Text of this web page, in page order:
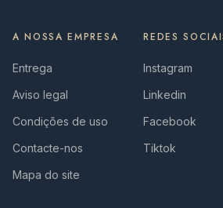
A NOSSA EMPRESA
Entrega
Aviso legal
Condições de uso
Contacte-nos
Mapa do site
REDES
Instagram
Linkedin
Facebook
Tiktok